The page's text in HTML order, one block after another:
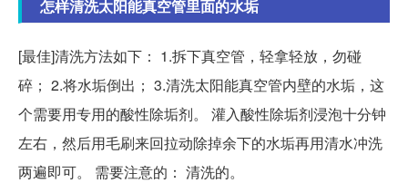
怎样清洗太阳能真空管里面的水垢
[最佳]清洗方法如下： 1.拆下真空管，轻拿轻放，勿碰
碎； 2.将水垢倒出； 3.清洗太阳能真空管内壁的水垢，这
个需要用专用的酸性除垢剂。 灌入酸性除垢剂浸泡十分钟
左右，然后用毛刷来回拉动除掉余下的水垢再用清水冲洗
两遍即可。 需要注意的： 清洗的。